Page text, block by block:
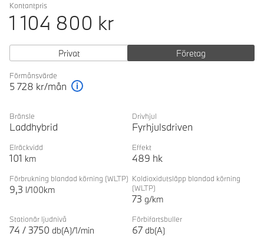
Kontantpris
1 104 800 kr
Privat Företag
Förmånsvärde
5 728 kr/mån
Bränsle
Laddhybrid
Drivhjul
Fyrhjulsdriven
Elräckvidd
101 km
Effekt
489 hk
Förbrukning blandad körning (WLTP)
9,3 l/100km
Koldioxidutsläpp blandad körning
(WLTP)
73 g/km
Stationär ljudnivå
74 / 3750 db(A)/1/min
Förbifartsbuller
67 db(A)